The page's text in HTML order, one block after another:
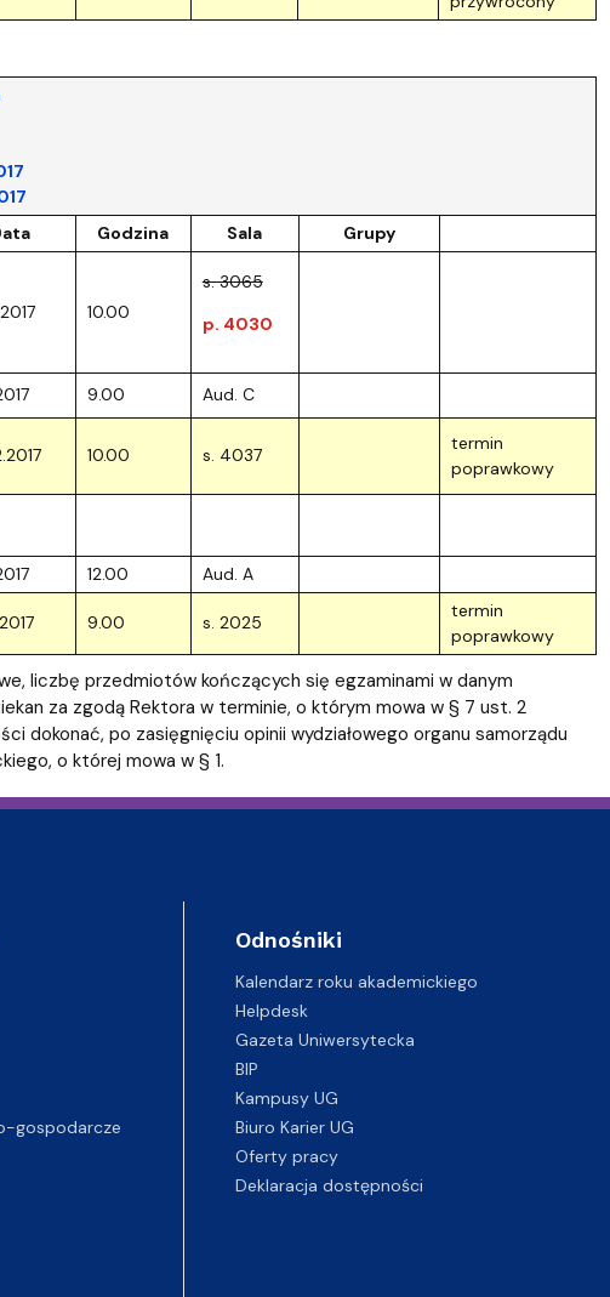
Godzina Sala
Grupy
10.00
s. 3065
p. 4030
9.00 Aud. C
10.00 s. 4037
termin
poprawkowy
12.00 Aud. A
9.00 s. 2025
termin
poprawkowy
liczbę przedmiotów kończących się egzaminami w danym
za zgodą Rektora w terminie, o którym mowa w § 7 ust. 2
dokonać, po zasięgnięciu opinii wydziałowego organu samorządu
o której mowa w § 1.
gospodarcze
Odnośniki
Kalendarz roku akademickiego
Helpdesk
Gazeta Uniwersytecka
BIP
Kampusy UG
Biuro Karier UG
Oferty pracy
Deklaracja dostępności